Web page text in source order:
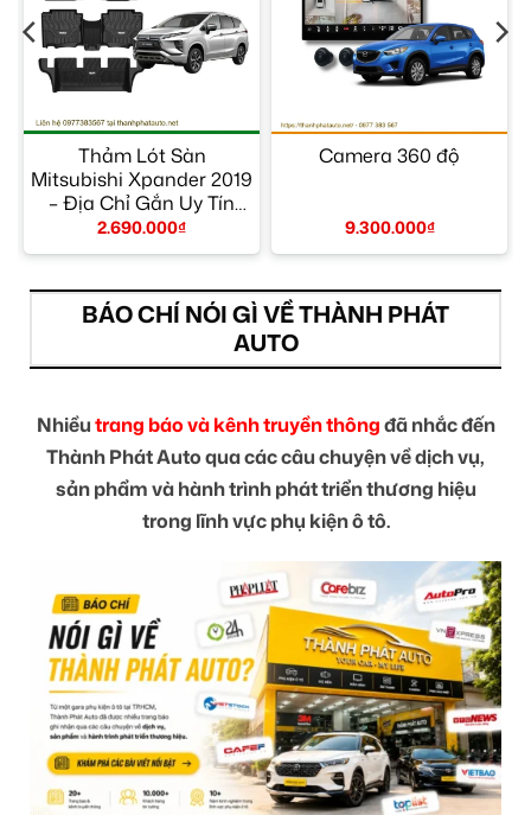
Thảm Lót Sàn
Mitsubishi Xpander 2019
– Địa Chỉ Gắn Uy Tín
TPHCM
2.690.000₫
Camera 360 độ
9.300.000₫
BÁO CHÍ NÓI GÌ VỀ THÀNH PHÁT
AUTO
Nhiềutrang báo và kênh truyền thôngđã nhắc đến
Thành Phát Auto qua các câu chuyện về dịch vụ,
sản phẩm và hành trình phát triển thương hiệu
trong lĩnh vực phụ kiện ô tô.